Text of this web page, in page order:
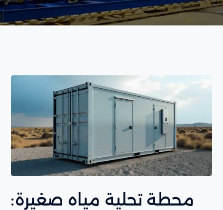
محطة تحلية مياه صغيرة: